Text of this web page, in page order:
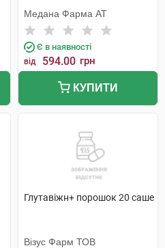
Медана Фарма АТ
Є в наявності
від 594.00 грн
КУПИТИ
Глутавіжн+ порошок 20 саше
Візус Фарм ТОВ